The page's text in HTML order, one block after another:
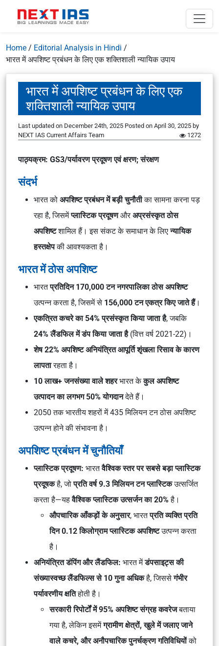
Home / Editorial Analysis in Hindi /
भारत में अपशिष्ट प्रबंधन के लिए एक शक्तिशाली न्यायिक उपाय
भारत में अपशिष्ट प्रबंधन के लिए एक
शक्तिशाली न्यायिक उपाय
Last updated on December 24th, 2025 Posted on April 30, 2025 by
NEXT IAS Current Affairs Team
1272
पाठ्यक्रम: GS3/पर्यावरण प्रदूषण एवं क्षरण; संरक्षण
संदर्भ
भारत को अपशिष्ट प्रबंधन में बड़ी चुनौतीका सामना करना पड़
रहा है, जिसमेंप्लास्टिक प्रदूषणऔर अप्रसंस्कृत ठोस
अपशिष्टशामिल हैं। इस संकट के समाधान के लिएन्यायिक
हस्तक्षेपकी आवश्यकता है।
भारत में ठोस अपशिष्ट
भारतप्रतिदिन 170,000 टन नगरपालिका ठोस अपशिष्ट
उत्पन्न करता है, जिसमें से 156,000 टन एकत्र किए जाते हैं।
एकत्रित कचरे का 54% प्रसंस्कृत किया जाता है, जबकि
24% लैंडफिल में डंप किया जाता है(वित्त वर्ष 2021-22)।
शेष 22% अपशिष्ट अनियंत्रित आपूर्ति शृंखला रिसाव के कारण
लापतारहता है।
10 लाख+ जनसंख्या वाले शहरभारत केकुल अपशिष्ट
उत्पादन का लगभग 50% योगदानदेते हैं।
2050 तक भारतीय शहरों में 435 मिलियन टन ठोस अपशिष्ट
उत्पन्न होने की संभावना है।
अपशिष्ट प्रबंधन में चुनौतियाँ
प्लास्टिक प्रदूषण: भारतवैश्विक स्तर पर सबसे बड़ा प्लास्टिक
प्रदूषकहै, जोप्रति वर्ष 9.3 मिलियन टन प्लास्टिकउत्सर्जित
करता है—यहवैश्विक प्लास्टिक उत्सर्जन का 20%है।
औपचारिक आँकड़ों के अनुसार, भारतप्रति व्यक्ति प्रति
दिन 0.12 किलोग्राम प्लास्टिक अपशिष्टउत्पन्न करता
है।
अनियंत्रित डंपिंग और लैंडफिल: भारत मेंडंपसाइट्स की
संख्यास्वच्छ लैंडफिल्स से 10 गुना अधिकहै, जिससेगंभीर
पर्यावरणीय क्षतिहोती है।
सरकारी रिपोर्टों में 95% अपशिष्ट संग्रह कवरेजबताया
गया है, लेकिन इसमेंग्रामीण क्षेत्रों, खुले में जलाए जाने
वाले कचरे, और अनौपचारिक पुनर्चक्रण गतिविधियोंको